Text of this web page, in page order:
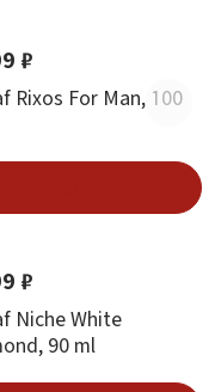
₽
Rixos For Man, 100
₽
Niche White
90 ml